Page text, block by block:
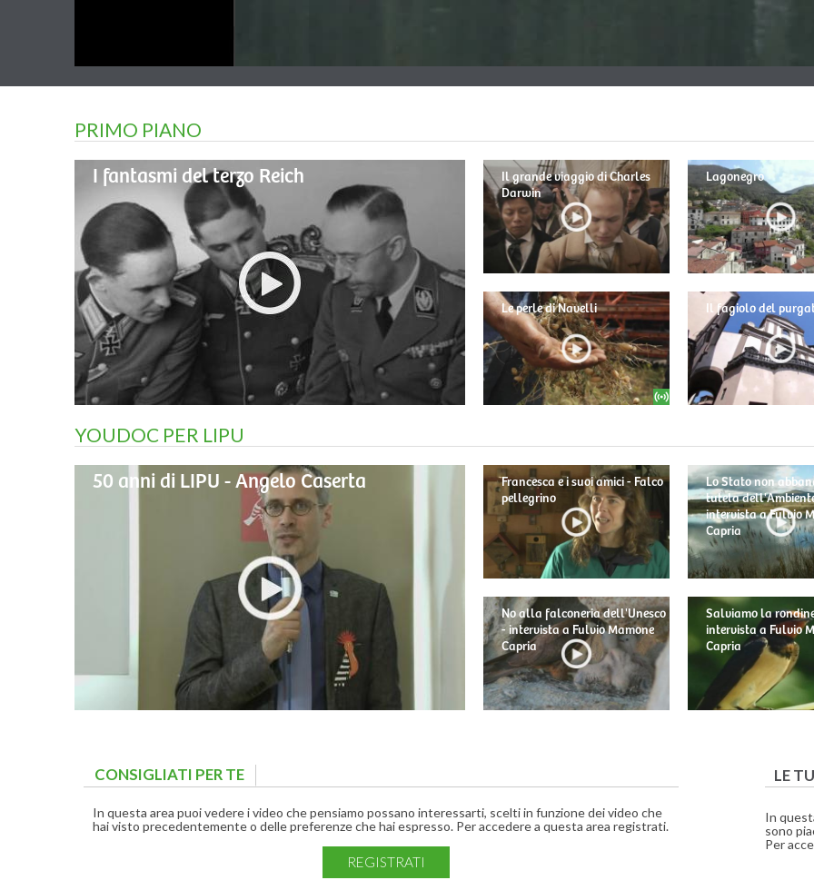
PRIMO PIANO
I fantasmi del terzo Reich
Il grande viaggio di Charles
Darwin
Le perle di Navelli
Lagonegro
Il fagiolo del
YOUDOC PER LIPU
50 anni di LIPU - Angelo Caserta
Francesca e i suoi amici - Falco
pellegrino
No alla falconeria dell'Unesco
- intervista a Fulvio Mamone
Capria
Lo Stato non
tutela
intervista a Fulvio
Capria
Salviamo la
intervista a Fulvio
Capria
CONSIGLIATI PER TE
In questa area puoi vedere i video che pensiamo possano interessarti, scelti in funzione dei video che
hai visto precedentemente o delle preferenze che hai espresso. Per accedere a questa area registrati.
REGISTRATI
LE
In
sono
Per